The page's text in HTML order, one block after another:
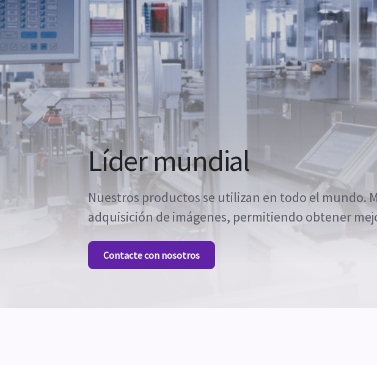
Líder mundial
Nuestros productos se utilizan en todo el mundo.
adquisición de imágenes, permitiendo obtener
Contacte con nosotros